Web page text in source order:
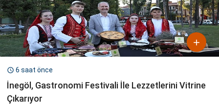

 6 saat önce
İnegöl, Gastronomi Festivali İle Lezzetlerini Vitrine
Çıkarıyor